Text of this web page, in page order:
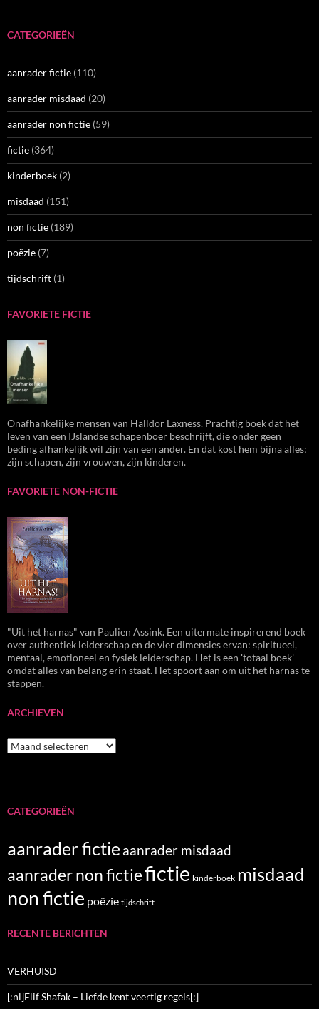
CATEGORIEËN
aanrader fictie (110)
aanrader misdaad (20)
aanrader non fictie (59)
fictie (364)
kinderboek (2)
misdaad (151)
non fictie (189)
poëzie (7)
tijdschrift (1)
FAVORIETE FICTIE
Onafhankelijke mensen van Halldor Laxness. Prachtig boek dat het
leven van een IJslandse schapenboer beschrijft, die onder geen
beding afhankelijk wil zijn van een ander. En dat kost hem bijna alles;
zijn schapen, zijn vrouwen, zijn kinderen.
FAVORIETE NON-FICTIE
"Uit het harnas" van Paulien Assink. Een uitermate inspirerend boek
over authentiek leiderschap en de vier dimensies ervan: spiritueel,
mentaal, emotioneel en fysiek leiderschap. Het is een 'totaal boek'
omdat alles van belang erin staat. Het spoort aan om uit het harnas te
stappen.
ARCHIEVEN
Archieven
CATEGORIEËN
aanrader fictie aanrader misdaad
aanrader non fictiefictie kinderboek misdaad
non fictie poëzie tijdschrift
RECENTE BERICHTEN
VERHUISD
[:nl]Elif Shafak – Liefde kent veertig regels[:]